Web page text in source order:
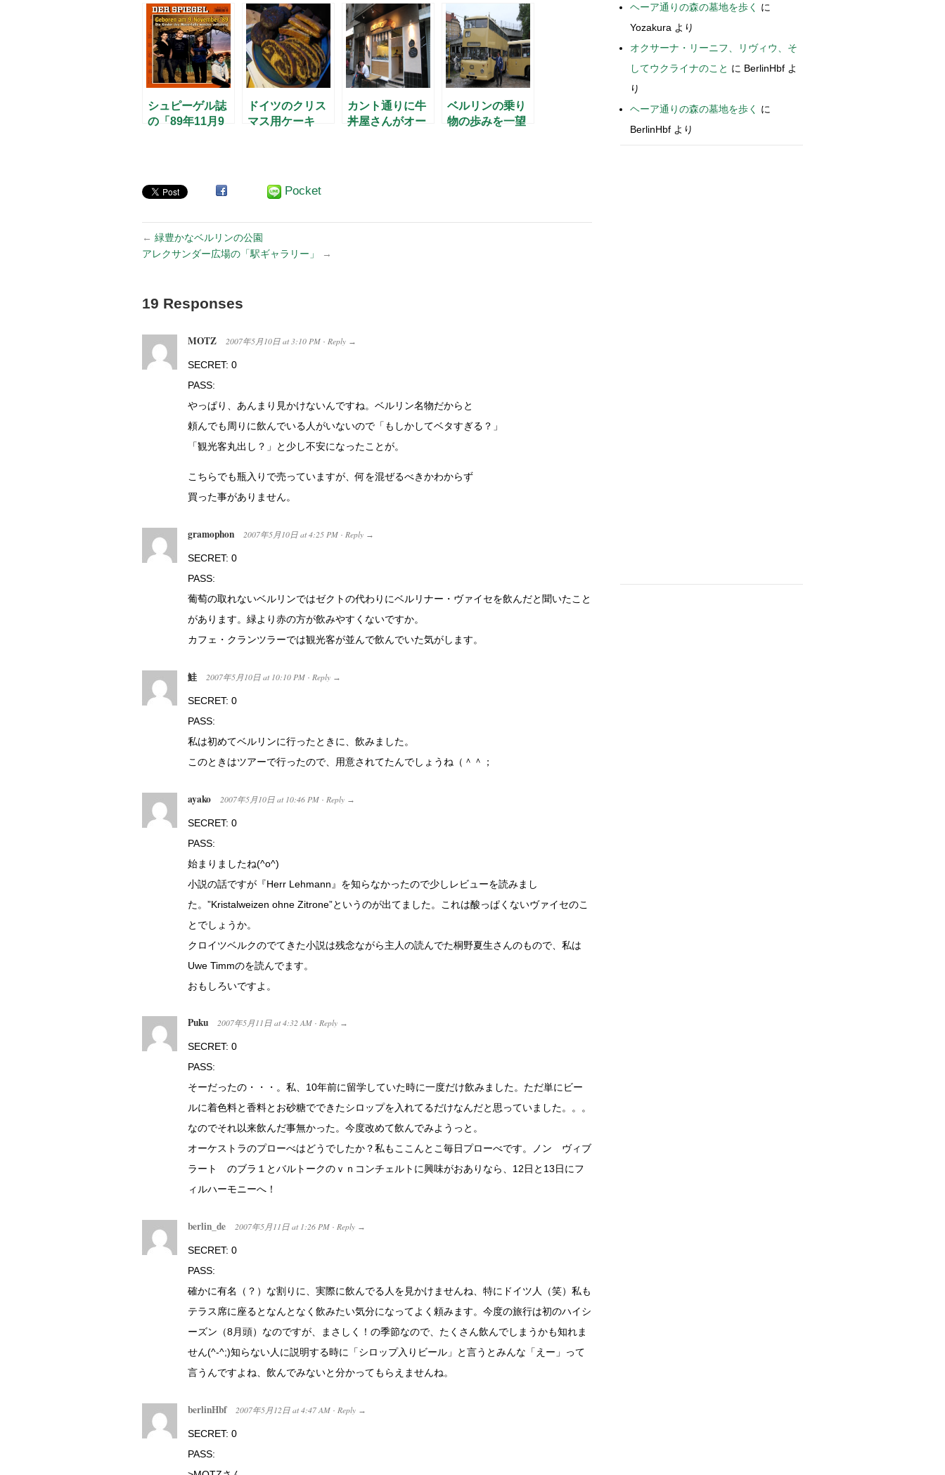
のお誘い
ルトケ橋」
シュピーゲル誌
の「89年11月9
ドイツのクリス
マス用ケーキ
カント通りに牛
丼屋さんがオー
ベルリンの乗り
物の歩みを一望
Pocket
← 緑豊かなベルリンの公園
アレクサンダー広場の「駅ギャラリー」
→
19 Responses
MOTZ 2007年5月10日 at 3:10 PM · Reply →
SECRET: 0
PASS:
やっぱり、あんまり見かけないんですね。ベルリン名物だからと
頼んでも周りに飲んでいる人がいないので「もしかしてベタすぎる？」
「観光客丸出し？」と少し不安になったことが。
こちらでも瓶入りで売っていますが、何を混ぜるべきかわからず
買った事がありません。
gramophon 2007年5月10日 at 4:25 PM · Reply →
SECRET: 0
PASS:
葡萄の取れないベルリンではゼクトの代わりにベルリナー・ヴァイセを飲んだと聞いたこと
があります。緑より赤の方が飲みやすくないですか。
カフェ・クランツラーでは観光客が並んで飲んでいた気がします。
鮭 2007年5月10日 at 10:10 PM · Reply →
SECRET: 0
PASS:
私は初めてベルリンに行ったときに、飲みました。
このときはツアーで行ったので、用意されてたんでしょうね（＾＾；
ayako 2007年5月10日 at 10:46 PM · Reply →
SECRET: 0
PASS:
始まりましたね(^o^)
小説の話ですが『Herr Lehmann』を知らなかったので少しレビューを読みまし
た。”Kristalweizen ohne Zitrone”というのが出てました。これは酸っぱくないヴァイセのこ
とでしょうか。
クロイツベルクのでてきた小説は残念ながら主人の読んでた桐野夏生さんのもので、私は
Uwe Timmのを読んでます。
おもしろいですよ。
Puku 2007年5月11日 at 4:32 AM · Reply →
SECRET: 0
PASS:
そーだったの・・・。私、10年前に留学していた時に一度だけ飲みました。ただ単にビー
ルに着色料と香料とお砂糖でできたシロップを入れてるだけなんだと思っていました。。。
なのでそれ以来飲んだ事無かった。今度改めて飲んでみようっと。
オーケストラのプローべはどうでしたか？私もここんとこ毎日プローべです。ノン ヴィブ
ラート のブラ１とバルトークのｖｎコンチェルトに興味がおありなら、12日と13日にフ
ィルハーモニーへ！
berlin_de 2007年5月11日 at 1:26 PM · Reply →
SECRET: 0
PASS:
確かに有名（？）な割りに、実際に飲んでる人を見かけませんね、特にドイツ人（笑）私も
テラス席に座るとなんとなく飲みたい気分になってよく頼みます。今度の旅行は初のハイシ
ーズン（8月頭）なのですが、まさしく！の季節なので、たくさん飲んでしまうかも知れま
せん(^-^;)知らない人に説明する時に「シロップ入りビール」と言うとみんな「えー」って
言うんですよね、飲んでみないと分かってもらえませんね。
berlinHbf 2007年5月12日 at 4:47 AM · Reply →
SECRET: 0
PASS:
ヘーア通りの森の墓地を歩く
に
Yozakura より
オクサーナ・リーニフ、リヴィウ、そ
してウクライナのこと に BerlinHbf よ
り
ヘーア通りの森の墓地を歩く
に
BerlinHbf より